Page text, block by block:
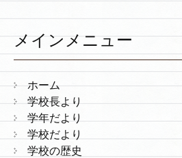
メインメニュー
ホーム
学校長より
学年だより
学校だより
学校の歴史